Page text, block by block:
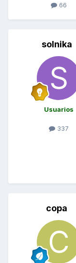
66
solnika
Usuarios
337
copa